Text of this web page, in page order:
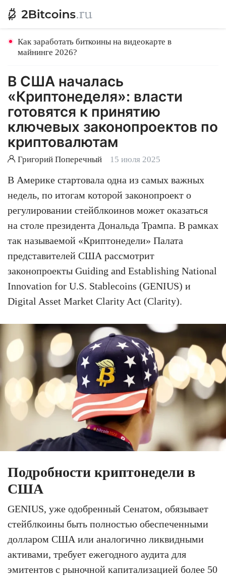
Как заработать биткоины на видеокарте в
майнинге 2026?
В США началась
«Криптонеделя»: власти
готовятся к принятию
ключевых законопроектов по
криптовалютам
Григорий Поперечный 15 июля 2025
В Америке стартовала одна из самых важных
недель, по итогам которой законопроект о
регулировании стейблкоинов может оказаться
на столе президента Дональда Трампа. В рамках
так называемой «Криптонедели» Палата
представителей США рассмотрит
законопроекты Guiding and Establishing National
Innovation for U.S. Stablecoins (GENIUS) и
Digital Asset Market Clarity Act (Clarity).
Подробности криптонедели в
США
GENIUS, уже одобренный Сенатом, обязывает
стейблкоины быть полностью обеспеченными
долларом США или аналогично ликвидными
активами, требует ежегодного аудита для
эмитентов с рыночной капитализацией более 50